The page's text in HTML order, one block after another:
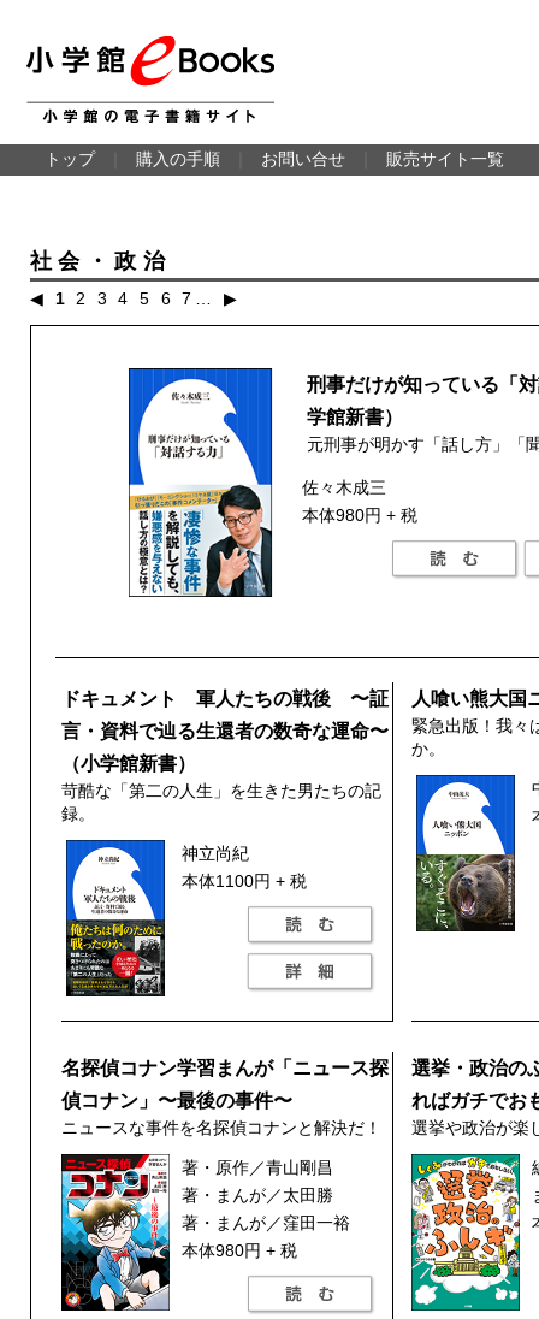
トップ 購入の手順 お問い合せ 販売サイト一覧
社会・政治
◀ 1 2 3 4 5 6 7 ▶
刑事だけが知っている「
学館新書）
元刑事が明かす「話し方」「
佐々木成三
本体980円 + 税
ドキュメント 軍人たちの戦後 〜証
言・資料で辿る生還者の数奇な運命〜
（小学館新書）
苛酷な「第二の人生」を生きた男たちの記
録。
神立尚紀
本体1100円 + 税
人喰い熊大国
緊急出版！我々
か。
名探偵コナン学習まんが「ニュース探
偵コナン」〜最後の事件〜
ニュースな事件を名探偵コナンと解決だ！
著・原作／青山剛昌
著・まんが／太田勝
著・まんが／窪田一裕
本体980円 + 税
選挙・政治の
ればガチでお
選挙や政治が楽